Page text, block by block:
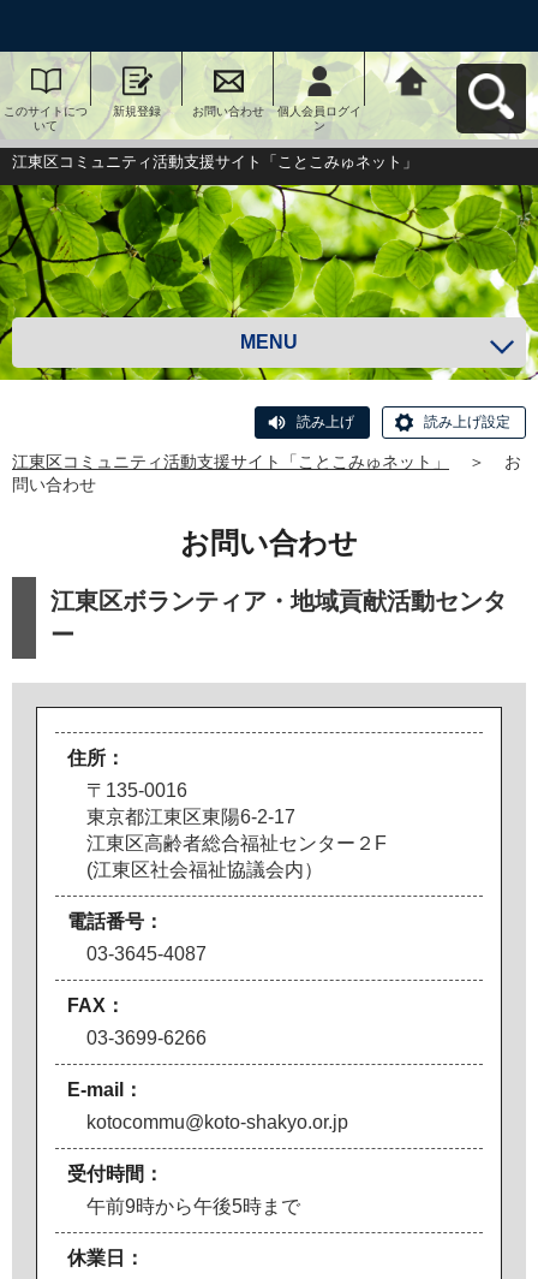
このサイトにつ
いて
新規登録 お問い合わせ
個人会員ログイ
ン
江東区コミュニ
ティ活動支援サ
イト「ことこみ
ゅネット」へ戻
る
江東区コミュニティ活動支援サイト「ことこみゅネット」
MENU
読み上げ 読み上げ設定
江東区コミュニティ活動支援サイト「ことこみゅネット」 ＞
お
問い合わせ
お問い合わせ
江東区ボランティア・地域貢献活動センタ
ー
住所：
〒135-0016
東京都江東区東陽6-2-17
江東区高齢者総合福祉センター２F
(江東区社会福祉協議会内）
電話番号：
03-3645-4087
FAX：
03-3699-6266
E-mail：
kotocommu@koto-shakyo.or.jp
受付時間：
午前9時から午後5時まで
休業日：